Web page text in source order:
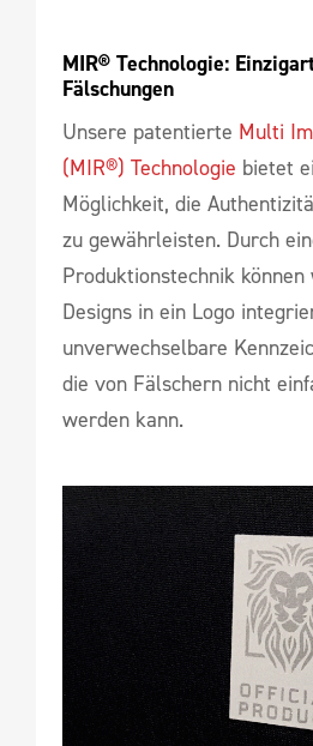
MIR® Technologie:
Fälschungen
Unsere patentierte Multi
(MIR®) Technologie bietet
Möglichkeit, die
zu gewährleisten. Durch
Produktionstechnik
Designs in ein Logo
unverwechselbare
die von Fälschern nicht
werden kann.